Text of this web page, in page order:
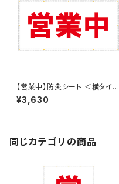
【営業中】防炎シート ＜横タイプ
w1800mm ✕ h900mm＞ タ
ーポリン製 足場幕 養生幕 横断
¥3,630
同じカテゴリの商品